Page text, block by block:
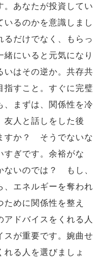
。あなたが投資してい
いるのかを意識しまし
るだけでなく、もらっ
にいると元気になり
いはその逆か。共存共
指すこと。すぐに完璧
、まずは、関係性を冷
友人と話しをした後
すか？ そうでないな
すぎです。余裕がな
ないのでは？ もし、
、エネルギーを奪われ
めに関係性を整え
ドバイスをくれる人
スが重要です。婉曲せ
る人を選びましょ